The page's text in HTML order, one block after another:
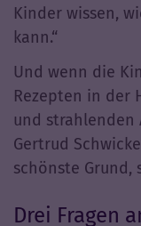
Kinder wissen,
kann.“
Und wenn die
Rezepten in der
und strahlenden
Gertrud
schönste Grund,
Drei Fragen